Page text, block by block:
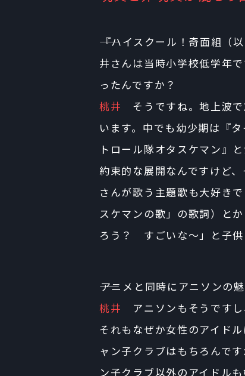
――『ハイスクール！奇面組
井さんは当時小学校低学年
ったんですか？
桃井
そうですね。地上波で
います。中でも幼少期は『
トロール隊オタスケマン』
約束的な展開なんですけど
さんが歌う主題歌も大好き
スケマンの歌」の歌詞）と
ろう？ すごいな〜」と子供
――アニメと同時にアニソンの
桃井
アニソンもそうですし
それもなぜか女性のアイド
ャン子クラブはもちろんで
ン子クラブ以外のアイドル